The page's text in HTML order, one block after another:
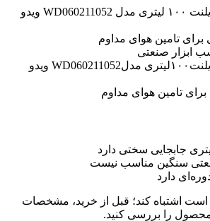
کمپرسور باد سایلنت ۱۰۰ لیتری مدل WD060211052 ویدو
ابزار صنعتی
کمپرسور باد سایلنت۱۰۰لیتری مدلWD060211052 ویدو
سنگین مناسب نیست
دارد
اشتباه کند؛ قبل از خرید، مشخصات
را بررسی کنید.